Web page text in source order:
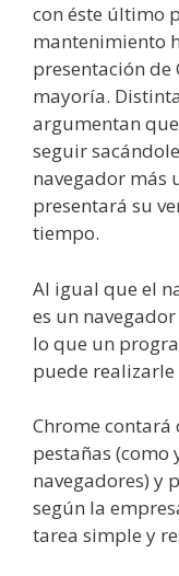
con éste último
mantenimiento
presentación
mayoría.
argumentan
seguir
navegador más
presentará su
tiempo.
Al igual que el
es un
lo que un
puede
Chrome contará
pestañas (como
navegadores) y
según la
tarea simple y